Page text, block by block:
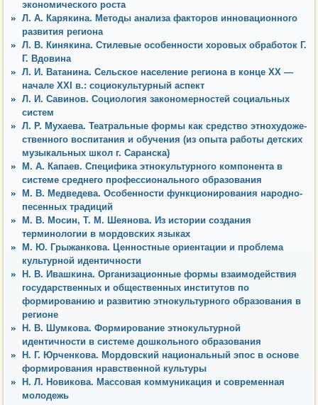
экономического роста
Л. А. Карякина. Методы анализа факторов инновационного
развития региона
Л. В. Кинякина. Стилевые особенности хоровых обработок Г.
Г. Вдовина
Л. И. Ватанина. Сельское население региона в конце XX —
начале XXI в.: социокультурный аспект
Л. И. Савинов. Социология закономерностей социальных
систем
Л. Р. Мухаева. Театральные формы как средство этнохудоже-
ственного воспитания и обучения (из опыта работы детских
музыкальных школ г. Саранска)
М. А. Капаев. Специфика этнокультурного компонента в
системе среднего профессионального образования
М. В. Медведева. Особенности функционирования народно-
песенных традиций
М. В. Мосин, Т. М. Шеянова. Из истории создания
терминологии в мордовских языках
М. Ю. Грыжанкова. Ценностные ориентации и проблема
культурной идентичности
Н. В. Ивашкина. Организационные формы взаимодействия
государственных и общественных институтов по
формированию и развитию этнокультурного образования в
регионе
Н. В. Шумкова. Формирование этнокультурной
идентичности в системе дошкольного образования
Н. Г. Юрченкова. Мордовский национальный эпос в основе
формирования нравственной культуры
Н. Л. Новикова. Массовая коммуникация и современная
молодежь